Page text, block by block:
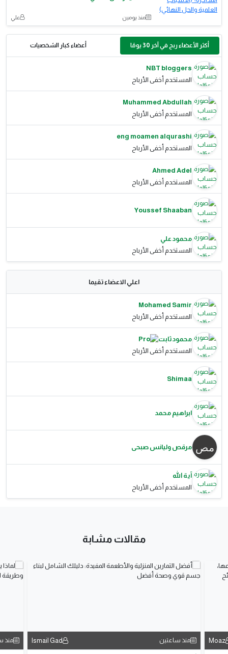
منذ يومين علي
أكثر الأعضاء ربح في آخر 30 يومًا أعضاء كبار الشخصيات
NBT bloggers
المستخدم أخفى الأرباح
Muhammed Abdullah
المستخدم أخفى الأرباح
eng moamen alqurashi
المستخدم أخفى الأرباح
Ahmed Adel
المستخدم أخفى الأرباح
Youssef Shaaban
محمود علي
المستخدم أخفى الأرباح
اعلي الاعضاء تقيما
Mohamed Samir
المستخدم أخفى الأرباح
محمود ثابت
المستخدم أخفى الأرباح
Shimaa
ابراهيم محمد
مرقص وليانس صبحى
آية الله
المستخدم أخفى الأرباح
مقالات مشابة
Moaz منذ ساعتين Ismail Gad منذ